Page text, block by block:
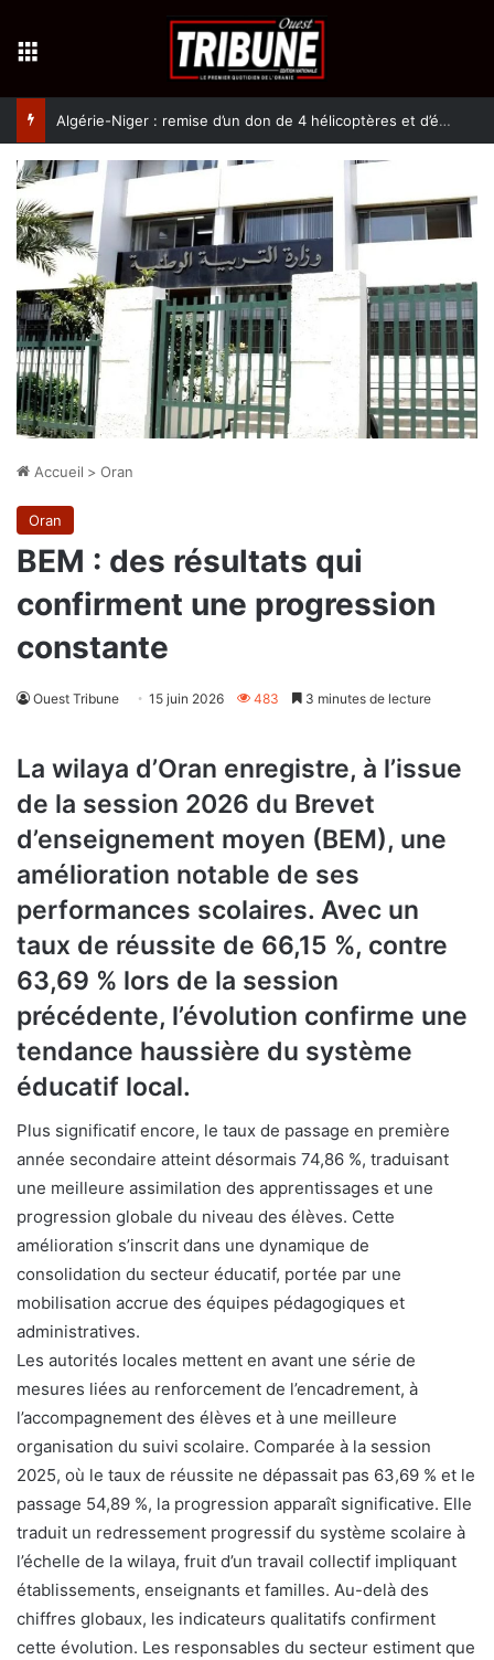
Algérie-Niger : remise d’un don de 4 hélicoptères et d’équipement militaires à l’armée nigérienne
Accueil > Oran
Oran
BEM : des résultats qui
confirment une progression
constante
Ouest Tribune 15 juin 2026 483 3 minutes de lecture
La wilaya d’Oran enregistre, à l’issue
de la session 2026 du Brevet
d’enseignement moyen (BEM), une
amélioration notable de ses
performances scolaires. Avec un
taux de réussite de 66,15 %, contre
63,69 % lors de la session
précédente, l’évolution confirme une
tendance haussière du système
éducatif local.
Plus significatif encore, le taux de passage en première
année secondaire atteint désormais 74,86 %, traduisant
une meilleure assimilation des apprentissages et une
progression globale du niveau des élèves. Cette
amélioration s’inscrit dans une dynamique de
consolidation du secteur éducatif, portée par une
mobilisation accrue des équipes pédagogiques et
administratives.
Les autorités locales mettent en avant une série de
mesures liées au renforcement de l’encadrement, à
l’accompagnement des élèves et à une meilleure
organisation du suivi scolaire. Comparée à la session
2025, où le taux de réussite ne dépassait pas 63,69 % et le
passage 54,89 %, la progression apparaît significative. Elle
traduit un redressement progressif du système scolaire à
l’échelle de la wilaya, fruit d’un travail collectif impliquant
établissements, enseignants et familles. Au-delà des
chiffres globaux, les indicateurs qualitatifs confirment
cette évolution. Les responsables du secteur estiment que